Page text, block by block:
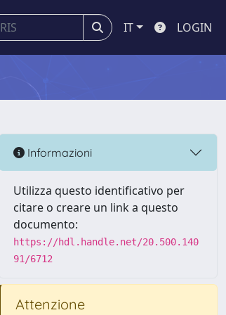
IT LOGIN
Informazioni
Utilizza questo identificativo per
citare o creare un link a questo
documento:
https://hdl.handle.net/20.500.140
91/6712
Attenzione